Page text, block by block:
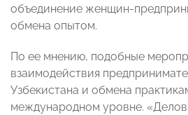
объединение женщин-
обмена опытом.
По ее мнению, подобные
взаимодействия
Узбекистана и обмена
международном уровне.